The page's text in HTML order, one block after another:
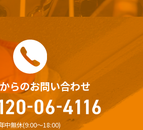
らのお問い合わせ
中無休(9:00〜18:00)